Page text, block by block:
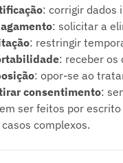
: corrigir dados
: solicitar a
: restringir
: receber os
: opor-se ao
consentimento:
ser feitos por
complexos.